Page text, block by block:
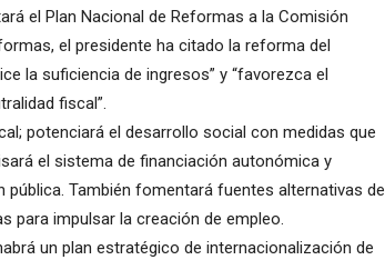
el Plan Nacional de Reformas a la Comisión
el presidente ha citado la reforma del
la suficiencia de ingresos” y “favorezca el
fiscal”.
potenciará el desarrollo social con medidas que
el sistema de financiación autonómica y
También fomentará fuentes alternativas de
para impulsar la creación de empleo.
un plan estratégico de internacionalización de